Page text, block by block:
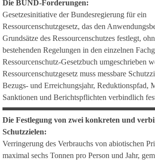
Die BUND-Forderungen:
Gesetzesinitiative der Bundesregierung für ein
Ressourcenschutzgesetz, das den
Grundsätze des Ressourcenschutzes festlegt,
bestehenden Regelungen in den einzelnen
Ressourcenschutz-Gesetzbuch umgeschrieben
Ressourcenschutzgesetz muss messbare
Bezugs- und Erreichungsjahr, Reduktionspfad,
Sanktionen und Berichtspflichten verbindlich
Die Festlegung von zwei konkreten und
Schutzzielen:
Verringerung des Verbrauchs von abiotischen
maximal sechs Tonnen pro Person und Jahr,